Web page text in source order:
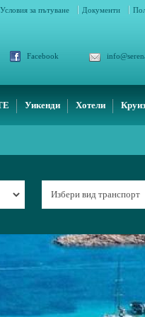
Условия за пътуване Документи
Facebook
Уикенди Хотели